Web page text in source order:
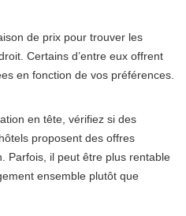
de prix pour trouver les
Certains d’entre eux offrent
en fonction de vos préférences.
en tête, vérifiez si des
proposent des offres
Parfois, il peut être plus rentable
ensemble plutôt que